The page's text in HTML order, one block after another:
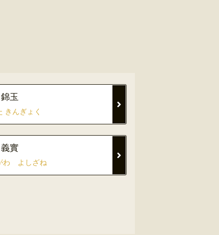
玉
きんぎょく
實
わ よしざね